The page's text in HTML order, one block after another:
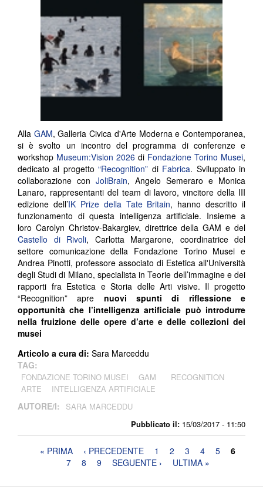
Pubblicato il: 15/03/2017 - 11:50
Alla GAM, Galleria Civica d'Arte Moderna e Contemporanea,
si è svolto un incontro del programma di conferenze e
workshop Museum:Vision 2026 di Fondazione Torino Musei,
dedicato al progetto“Recognition” di Fabrica. Sviluppato in
collaborazione con JoliBrain, Angelo Semeraro e Monica
Lanaro, rappresentanti del team di lavoro, vincitore della III
edizione dell’IK Prize della Tate Britain, hanno descritto il
funzionamento di questa intelligenza artificiale. Insieme a
loro Carolyn Christov-Bakargiev, direttrice della GAM e del
Castello di Rivoli, Carlotta Margarone, coordinatrice del
settore comunicazione della Fondazione Torino Musei e
Andrea Pinotti, professore associato di Estetica all'Università
degli Studi di Milano, specialista in Teorie dell’immagine e dei
rapporti fra Estetica e Storia delle Arti visive. Il progetto
“Recognition” apre nuovi spunti di riflessione e
opportunità che l’intelligenza artificiale può introdurre
nella fruizione delle opere d’arte e delle collezioni dei
musei
Articolo a cura di: Sara Marceddu
TAG:
FONDAZIONE TORINO MUSEI GAM
RECOGNITION
ARTE
INTELLIGENZA ARTIFICIALE
AUTORE/I: SARA MARCEDDU
Pagine« PRIMA ‹ PRECEDENTE 1 2 3 4 5
6
7
8 9 SEGUENTE › ULTIMA »